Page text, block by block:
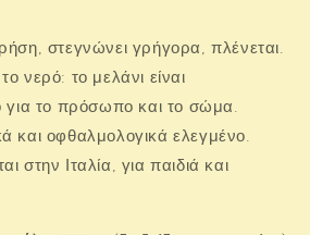
στεγνώνει γρήγορα, πλένεται.
νερό: το μελάνι είναι
το πρόσωπο και το σώμα.
και οφθαλμολογικά ελεγμένο.
στην Ιταλία, για παιδιά και